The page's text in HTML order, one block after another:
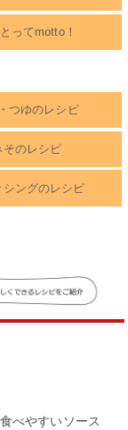
ってmotto！
つゆのレシピ
そのレシピ
シングのレシピ
べやすいソース